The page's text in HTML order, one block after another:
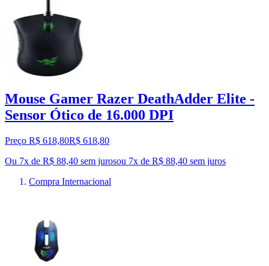
Mouse Gamer Razer DeathAdder Elite -
Sensor Ótico de 16.000 DPI
Preço R$ 618,80R$ 618,80
Ou 7x de R$ 88,40 sem jurosou 7x de R$ 88,40 sem juros
Compra Internacional